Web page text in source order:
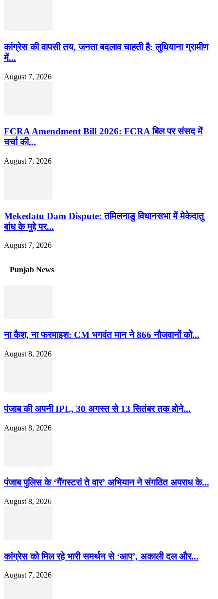
कांग्रेस की वापसी तय, जनता बदलाव चाहती है: लुधियाना ग्रामीण
में...
August 7, 2026
FCRA Amendment Bill 2026: FCRA बिल पर संसद में
चर्चा की...
August 7, 2026
Mekedatu Dam Dispute: तमिलनाडु विधानसभा में मेकेदातु
बांध के मुद्दे पर...
August 7, 2026
Punjab News
ना कैश, ना फरमाइश: CM भगवंत मान ने 866 नौजवानों को...
August 8, 2026
पंजाब की अपनी IPL, 30 अगस्त से 13 सितंबर तक होने...
August 8, 2026
पंजाब पुलिस के ‘गैंगस्टरां ते वार’ अभियान ने संगठित अपराध के...
August 8, 2026
कांग्रेस को मिल रहे भारी समर्थन से ‘आप’, अकाली दल और...
August 7, 2026